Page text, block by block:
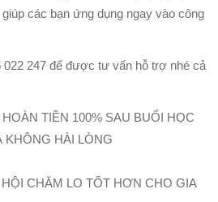
các bạn ứng dụng ngay vào công
022 247 để được tư vấn hỗ trợ nhé cả
TIỀN 100% SAU BUỔI HỌC
KHÔNG HÀI LÒNG
CHĂM LO TỐT HƠN CHO GIA